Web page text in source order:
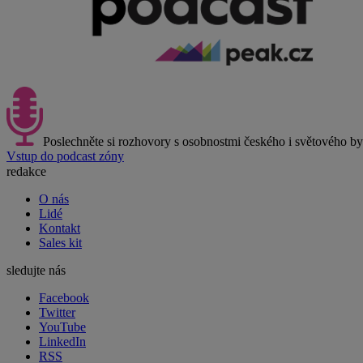
Poslechněte si rozhovory s osobnostmi českého i světového
Vstup do podcast zóny
redakce
O nás
Lidé
Kontakt
Sales kit
sledujte nás
Facebook
Twitter
YouTube
LinkedIn
RSS